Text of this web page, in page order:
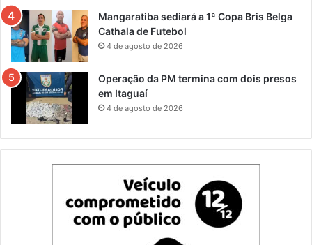
Mangaratiba sediará a 1ª Copa Bris Belga
Cathala de Futebol
4 de agosto de 2026
Operação da PM termina com dois presos
em Itaguaí
4 de agosto de 2026